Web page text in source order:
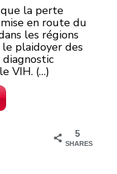
la perte
en route du
les régions
le plaidoyer des
diagnostic
VIH. (…)
5
SHARES